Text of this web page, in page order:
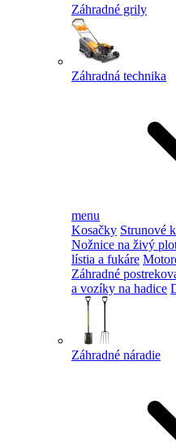
Záhradné grily
Záhradná technika
menu
Kosačky Strunové
Nožnice na živý
lístia a fukáre
Záhradné
a vozíky na hadice
Záhradné náradie